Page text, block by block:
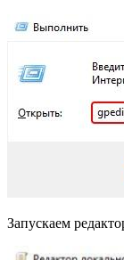
Запускаем